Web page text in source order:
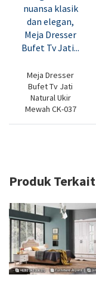
Meja Dresser
Bufet Tv Jati
Natural Ukir
Mewah CK-037
Produk Terkait